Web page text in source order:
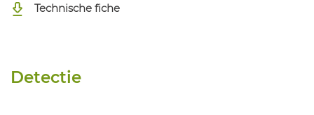
Technische fiche
Detectie